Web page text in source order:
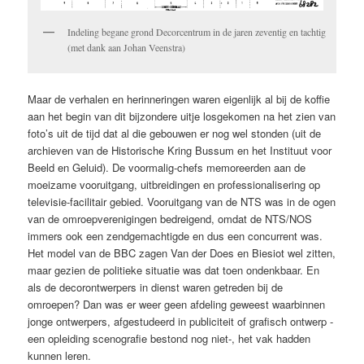
Indeling begane grond Decorcentrum in de jaren zeventig en tachtig
(met dank aan Johan Veenstra)
Maar de verhalen en herinneringen waren eigenlijk al bij de koffie
aan het begin van dit bijzondere uitje losgekomen na het zien van
foto’s uit de tijd dat al die gebouwen er nog wel stonden (uit de
archieven van de Historische Kring Bussum en het Instituut voor
Beeld en Geluid). De voormalig-chefs memoreerden aan de
moeizame vooruitgang, uitbreidingen en professionalisering op
televisie-facilitair gebied. Vooruitgang van de NTS was in de ogen
van de omroepverenigingen bedreigend, omdat de NTS/NOS
immers ook een zendgemachtigde en dus een concurrent was.
Het model van de BBC zagen Van der Does en Biesiot wel zitten,
maar gezien de politieke situatie was dat toen ondenkbaar. En
als de decorontwerpers in dienst waren getreden bij de
omroepen? Dan was er weer geen afdeling geweest waarbinnen
jonge ontwerpers, afgestudeerd in publiciteit of grafisch ontwerp -
een opleiding scenografie bestond nog niet-, het vak hadden
kunnen leren.